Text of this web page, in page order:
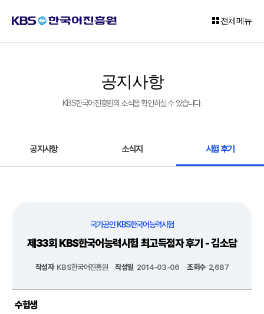
전체메뉴
고
한
흥
원
공지사항
KBS한국어진흥원의 소식을 확인하실 수 있습니다.
공지사항 소식지 시험 후기
국가공인 KBS한국어능력시험
제33회 KBS한국어능력시험 최고득점자 후기 - 김소담
작성자KBS한국어진흥원 작성일 2014-03-06 조회수 2,687
수험생